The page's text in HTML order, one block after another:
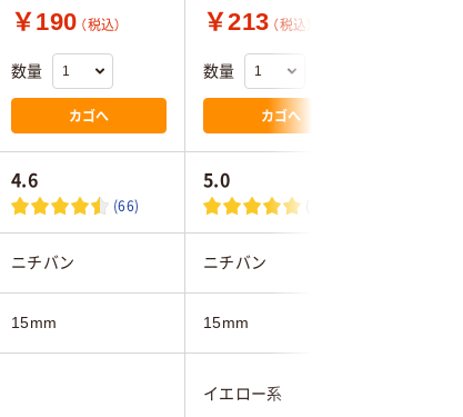
￥190 （税込）
数量
カゴへ
￥213 （税込）
数量
カゴへ
4.6
(66)
5.0
(3)
ニチバン ニチバン
15mm 15mm
イエロー系